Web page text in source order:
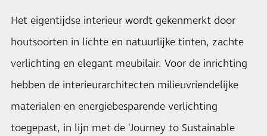
Het eigentijdse interieur wordt gekenmerkt door
houtsoorten in lichte en natuurlijke tinten, zachte
verlichting en elegant meubilair. Voor de inrichting
hebben de interieurarchitecten milieuvriendelijke
materialen en energiebesparende verlichting
toegepast, in lijn met de 'Journey to Sustainable